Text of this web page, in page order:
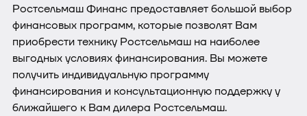
Ростсельмаш Финанс предоставляет большой выбор
финансовых программ, которые позволят Вам
приобрести технику Ростсельмаш на наиболее
выгодных условиях финансирования. Вы можете
получить индивидуальную программу
финансирования и консультационную поддержку у
ближайшего к Вам дилера Ростсельмаш.